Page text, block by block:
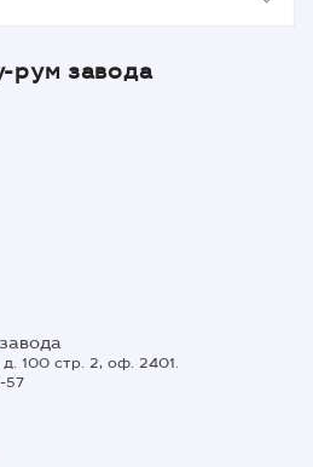
завода
100 стр. 2, оф. 2401.
57